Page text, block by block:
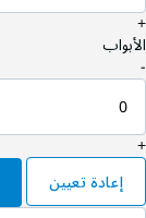
+
الأبواب
-
+
إعادة تعيين